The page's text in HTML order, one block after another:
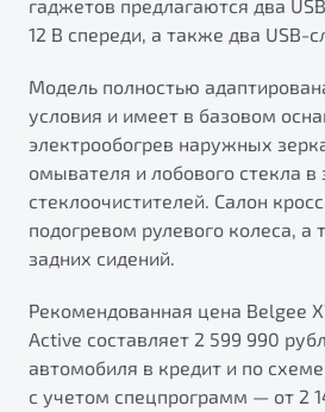
гаджетов предлагаются два
12 В спереди, а также два USB-
Модель полностью
условия и имеет в базовом
электрообогрев наружных
омывателя и лобового стекла в
стеклоочистителей. Салон
подогревом рулевого колеса, а
задних сидений.
Рекомендованная цена Belgee
Active составляет 2 599 990
автомобиля в кредит и по
с учетом спецпрограмм — от 2